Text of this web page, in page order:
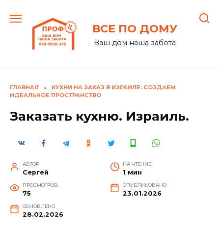
содержанию
ВСЕ ПО ДОМУ
Ваш дом наша забота
ГЛАВНАЯ »
КУХНИ НА ЗАКАЗ В ИЗРАИЛЕ: СОЗДАЕМ
ИДЕАЛЬНОЕ ПРОСТРАНСТВО
Заказать кухню. Израиль.
АВТОР
Сергей
НА ЧТЕНИЕ
1 мин
ПРОСМОТРОВ
75
ОПУБЛИКОВАНО
23.01.2026
ОБНОВЛЕНО
28.02.2026